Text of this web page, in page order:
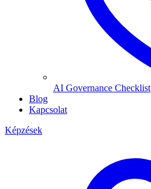
AI Governance Checklist
Blog
Kapcsolat
Képzések